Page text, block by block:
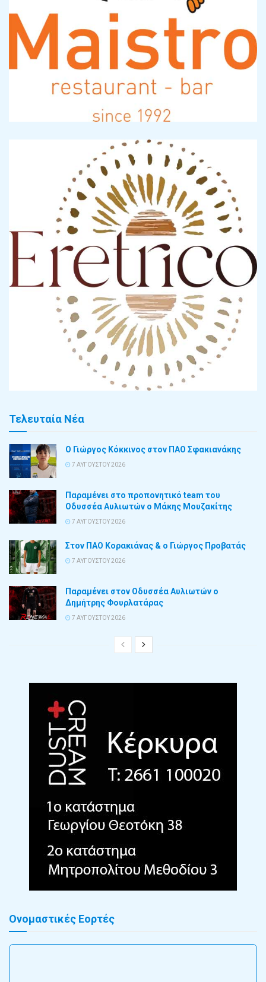
Τελευταία Νέα
Ο Γιώργος Κόκκινος στον ΠΑΟ Σφακιανάκης
7 ΑΥΓΟΎΣΤΟΥ 2026
Παραμένει στο προπονητικό team του
Οδυσσέα Αυλιωτών ο Μάκης Μουζακίτης
7 ΑΥΓΟΎΣΤΟΥ 2026
Στον ΠΑΟ Κορακιάνας & ο Γιώργος Προβατάς
7 ΑΥΓΟΎΣΤΟΥ 2026
Παραμένει στον Οδυσσέα Αυλιωτών ο
Δημήτρης Φουρλατάρας
7 ΑΥΓΟΎΣΤΟΥ 2026
Ονομαστικές Εορτές